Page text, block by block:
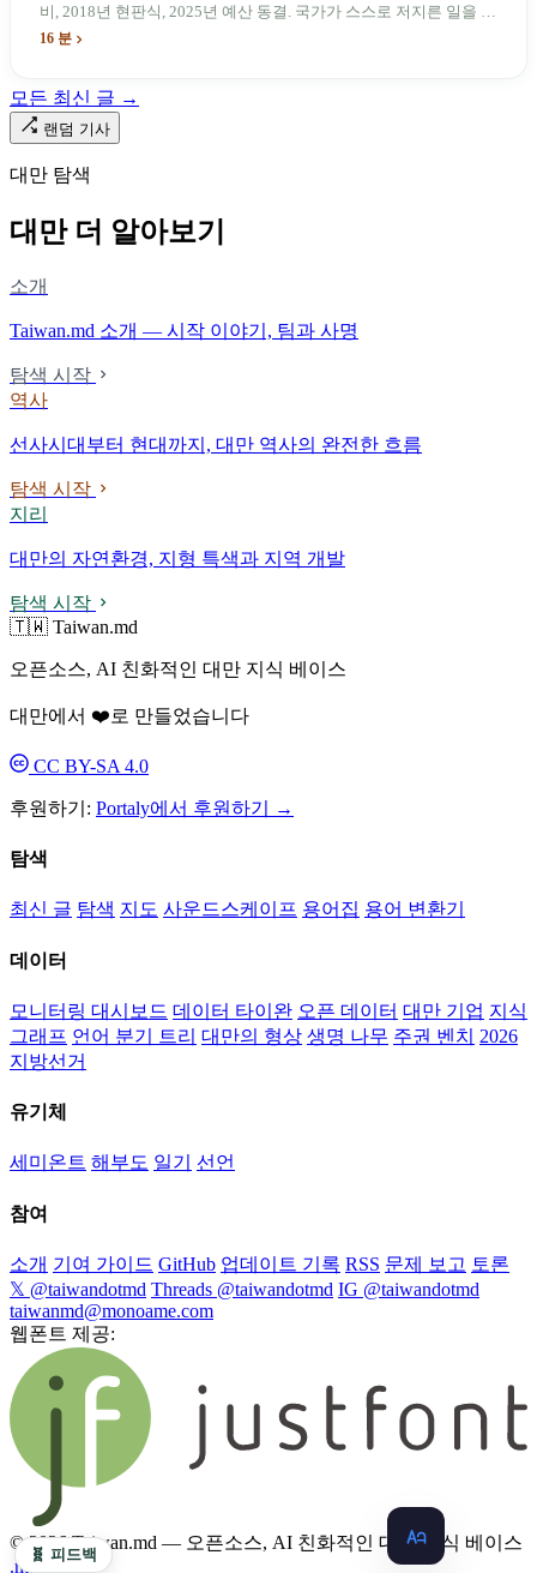
비, 2018년 현판식, 2025년 예산 동결. 국가가 스스로 저지른 일을 기
념하기 위해 스스로 세운 박물관. 계엄 해제 39년 동안 사법 재판을
16 분
모든 최신 글 →
랜덤 기사
대만 탐색
대만 더 알아보기
소개
Taiwan.md 소개 — 시작 이야기, 팀과 사명
탐색 시작
역사
선사시대부터 현대까지, 대만 역사의 완전한 흐름
탐색 시작
지리
대만의 자연환경, 지형 특색과 지역 개발
탐색 시작
🇹🇼 Taiwan.md
오픈소스, AI 친화적인 대만 지식 베이스
대만에서 ❤️로 만들었습니다
CC BY-SA 4.0
후원하기: Portaly에서 후원하기 →
탐색
최신 글 탐색 지도 사운드스케이프 용어집 용어 변환기
데이터
모니터링 대시보드 데이터 타이완 오픈 데이터 대만 기업 지식
그래프 언어 분기 트리 대만의 형상 생명 나무 주권 벤치
2026
지방선거
유기체
세미온트 해부도 일기 선언
참여
소개 기여 가이드 GitHub 업데이트 기록 RSS 문제 보고 토론
𝕏 @taiwandotmd Threads @taiwandotmd IG @taiwandotmd
taiwanmd@monoame.com
웹폰트 제공:
© 2026 Taiwan.md — 오픈소스, AI 친화적인 대만 지식 베이스
.md
🧬 피드백